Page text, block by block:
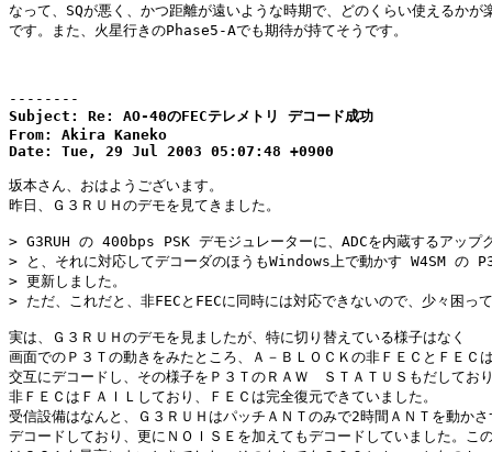
なって、SQが悪く、かつ距離が遠いような時期で、どのくらい使えるかが
です。また、火星行きのPhase5-Aでも期待が持てそうです。
--------
Subject: Re: AO-40のFECテレメトリ デコード成功
From: Akira Kaneko
Date: Tue, 29 Jul 2003 05:07:48 +0900
坂本さん、おはようございます。
昨日、Ｇ３ＲＵＨのデモを見てきました。
> G3RUH の 400bps PSK デモジュレーターに、ADCを内蔵するアップ
> と、それに対応してデコーダのほうもWindows上で動かす W4SM の
> 更新しました。
> ただ、これだと、非FECとFECに同時には対応できないので、少々困っ
実は、Ｇ３ＲＵＨのデモを見ましたが、特に切り替えている様子はなく
画面でのＰ３Ｔの動きをみたところ、Ａ－ＢＬＯＣＫの非ＦＥＣとＦＥＣ
交互にデコードし、その様子をＰ３ＴのＲＡＷ　ＳＴＡＴＵＳもだしてお
非ＦＥＣはＦＡＩＬしており、ＦＥＣは完全復元できていました。
受信設備はなんと、Ｇ３ＲＵＨはパッチＡＮＴのみで2時間ＡＮＴを動かさ
デコードしており、更にＮＯＩＳＥを加えてもデコードしていました。こ